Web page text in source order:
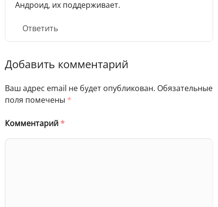
Андроид, их поддерживает.
Ответить
Добавить комментарий
Ваш адрес email не будет опубликован. Обязательные
поля помечены *
Комментарий*